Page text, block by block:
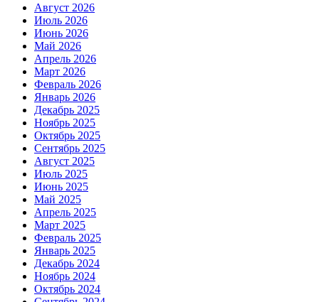
Август 2026
Июль 2026
Июнь 2026
Май 2026
Апрель 2026
Март 2026
Февраль 2026
Январь 2026
Декабрь 2025
Ноябрь 2025
Октябрь 2025
Сентябрь 2025
Август 2025
Июль 2025
Июнь 2025
Май 2025
Апрель 2025
Март 2025
Февраль 2025
Январь 2025
Декабрь 2024
Ноябрь 2024
Октябрь 2024